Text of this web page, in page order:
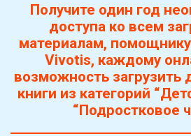
Получите один год
доступа ко всем
материалам,
Vivotis, каждому
возможность загрузить
книги из категорий
“Подростковое